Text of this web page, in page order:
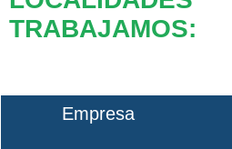
TRABAJAMOS:
Empresa